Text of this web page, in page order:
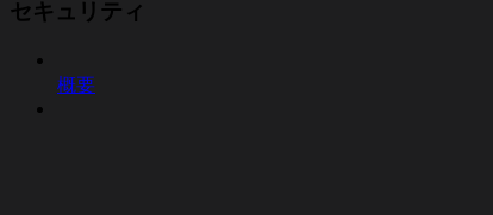
セキュリティ
概要